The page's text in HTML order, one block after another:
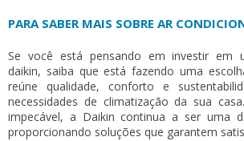
PARA SABER MAIS SOBRE AR
Se você está pensando em investir
daikin, saiba que está fazendo uma
reúne qualidade, conforto e
necessidades de climatização da sua
impecável, a Daikin continua a ser uma
proporcionando soluções que garantem